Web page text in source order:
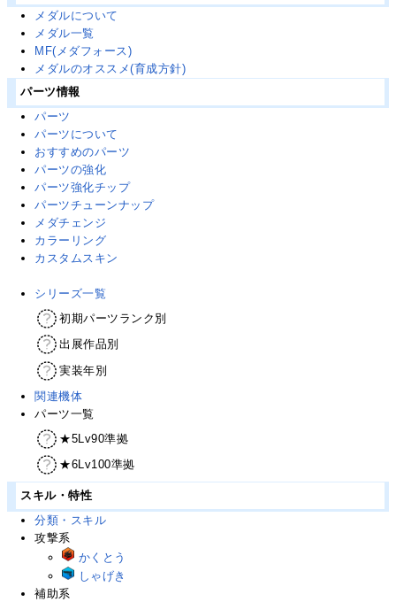
メダルについて
メダル一覧
MF(メダフォース)
メダルのオススメ(育成方針)
パーツ情報
パーツ
パーツについて
おすすめのパーツ
パーツの強化
パーツ強化チップ
パーツチューンナップ
メダチェンジ
カラーリング
カスタムスキン
シリーズ一覧
初期パーツランク別
出展作品別
実装年別
関連機体
パーツ一覧
★5Lv90準拠
★6Lv100準拠
スキル・特性
分類・スキル
攻撃系
かくとう
しゃげき
補助系